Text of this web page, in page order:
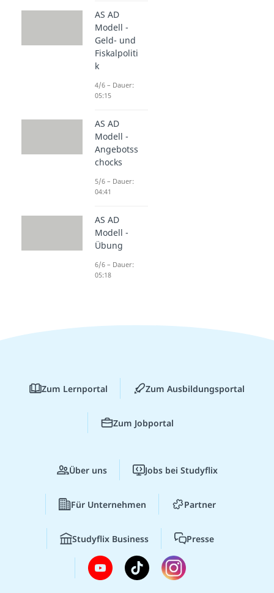
AS AD
Modell -
Geld- und
Fiskalpoliti
k
4/6 – Dauer:
05:15
AS AD
Modell -
Angebotss
chocks
5/6 – Dauer:
04:41
AS AD
Modell -
Übung
6/6 – Dauer:
05:18
Zum Lernportal Zum Ausbildungsportal
Zum Jobportal
Über uns Jobs bei Studyflix
Für Unternehmen Partner
Studyflix Business Presse